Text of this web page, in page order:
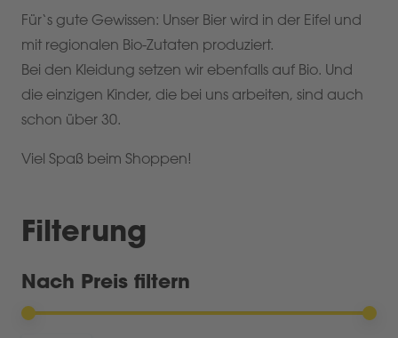
Für‘s gute Gewissen: Unser Bier wird in der Eifel und
mit regionalen Bio-Zutaten produziert.
Bei den Kleidung setzen wir ebenfalls auf Bio. Und
die einzigen Kinder, die bei uns arbeiten, sind auch
schon über 30.
Viel Spaß beim Shoppen!
Filterung
Nach Preis filtern